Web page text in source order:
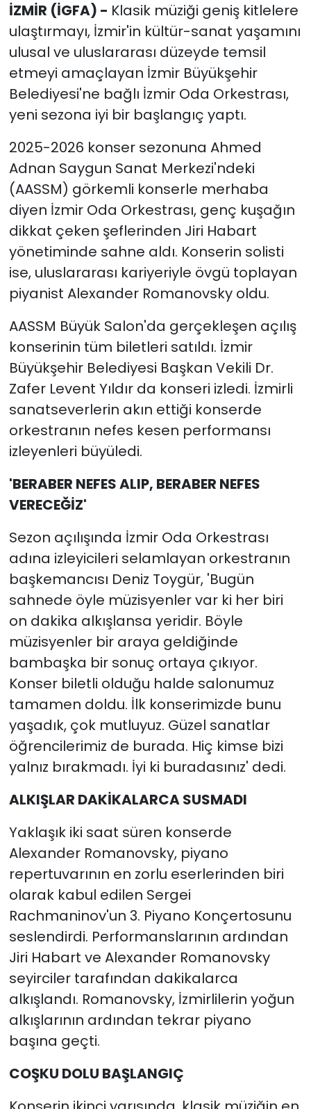
İZMİR (İGFA) - Klasik müziği geniş kitlelere
ulaştırmayı, İzmir'in kültür-sanat yaşamını
ulusal ve uluslararası düzeyde temsil
etmeyi amaçlayan İzmir Büyükşehir
Belediyesi'ne bağlı İzmir Oda Orkestrası,
yeni sezona iyi bir başlangıç yaptı.
2025-2026 konser sezonuna Ahmed
Adnan Saygun Sanat Merkezi'ndeki
(AASSM) görkemli konserle merhaba
diyen İzmir Oda Orkestrası, genç kuşağın
dikkat çeken şeflerinden Jiri Habart
yönetiminde sahne aldı. Konserin solisti
ise, uluslararası kariyeriyle övgü toplayan
piyanist Alexander Romanovsky oldu.
AASSM Büyük Salon'da gerçekleşen açılış
konserinin tüm biletleri satıldı. İzmir
Büyükşehir Belediyesi Başkan Vekili Dr.
Zafer Levent Yıldır da konseri izledi. İzmirli
sanatseverlerin akın ettiği konserde
orkestranın nefes kesen performansı
izleyenleri büyüledi.
'BERABER NEFES ALIP, BERABER NEFES
VERECEĞİZ'
Sezon açılışında İzmir Oda Orkestrası
adına izleyicileri selamlayan orkestranın
başkemancısı Deniz Toygür, 'Bugün
sahnede öyle müzisyenler var ki her biri
on dakika alkışlansa yeridir. Böyle
müzisyenler bir araya geldiğinde
bambaşka bir sonuç ortaya çıkıyor.
Konser biletli olduğu halde salonumuz
tamamen doldu. İlk konserimizde bunu
yaşadık, çok mutluyuz. Güzel sanatlar
öğrencilerimiz de burada. Hiç kimse bizi
yalnız bırakmadı. İyi ki buradasınız' dedi.
ALKIŞLAR DAKİKALARCA SUSMADI
Yaklaşık iki saat süren konserde
Alexander Romanovsky, piyano
repertuvarının en zorlu eserlerinden biri
olarak kabul edilen Sergei
Rachmaninov'un 3. Piyano Konçertosunu
seslendirdi. Performanslarının ardından
Jiri Habart ve Alexander Romanovsky
seyirciler tarafından dakikalarca
alkışlandı. Romanovsky, İzmirlilerin yoğun
alkışlarının ardından tekrar piyano
başına geçti.
COŞKU DOLU BAŞLANGIÇ